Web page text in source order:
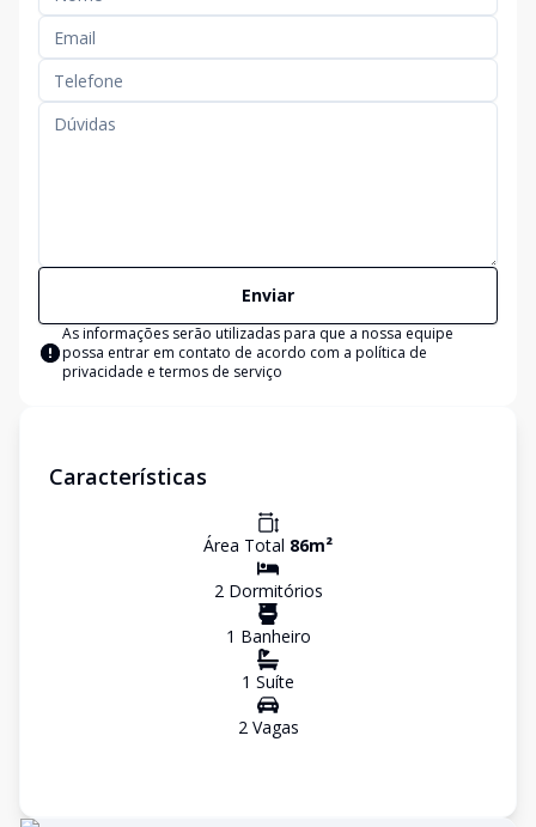
Enviar
As informações serão utilizadas para que a nossa equipe
possa entrar em contato de acordo com a política de
privacidade e termos de serviço
Características
Área Total 86m²
2Dormitórios
1 Banheiro
1 Suíte
2Vagas